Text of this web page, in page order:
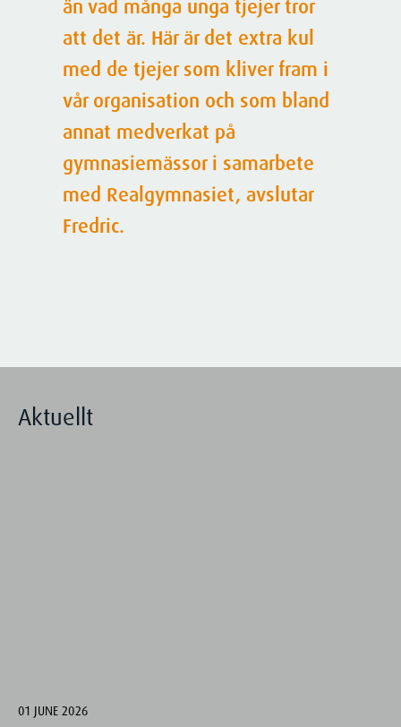
än vad många unga tjejer tror
att det är. Här är det extra kul
med de tjejer som kliver fram i
vår organisation och som bland
annat medverkat på
gymnasiemässor i samarbete
med Realgymnasiet, avslutar
Fredric.
Aktuellt
01 JUNE 2026